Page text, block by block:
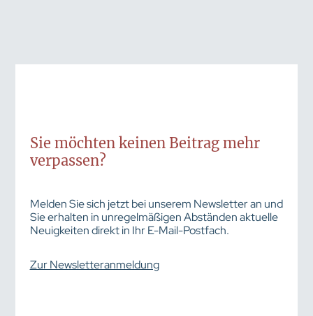
Sie möchten keinen Beitrag mehr
verpassen?
Melden Sie sich jetzt bei unserem Newsletter an und
Sie erhalten in unregelmäßigen Abständen aktuelle
Neuigkeiten direkt in Ihr E-Mail-Postfach.
Zur Newsletteranmeldung